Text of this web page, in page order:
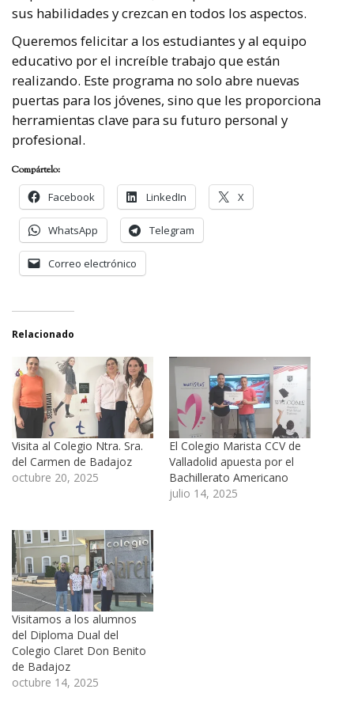
sus habilidades y crezcan en todos los aspectos.
Queremos felicitar a los estudiantes y al equipo
educativo por el increíble trabajo que están
realizando. Este programa no solo abre nuevas
puertas para los jóvenes, sino que les proporciona
herramientas clave para su futuro personal y
profesional.
Compártelo:
Facebook
LinkedIn X
WhatsApp Telegram
Correo electrónico
Relacionado
Visita al Colegio Ntra. Sra.
del Carmen de Badajoz
octubre 20, 2025
El Colegio Marista CCV de
Valladolid apuesta por el
Bachillerato Americano
julio 14, 2025
Visitamos a los alumnos
del Diploma Dual del
Colegio Claret Don Benito
de Badajoz
octubre 14, 2025